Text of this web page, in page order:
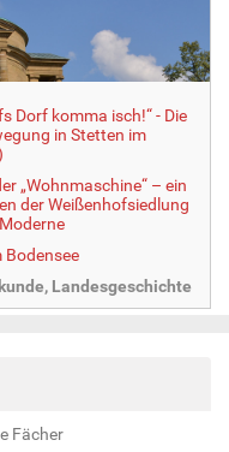
Dorf komma isch!“ - Die
in Stetten im
„Wohnmaschine“ – ein
der Weißenhofsiedlung
Bodensee
Landesgeschichte
Fächer